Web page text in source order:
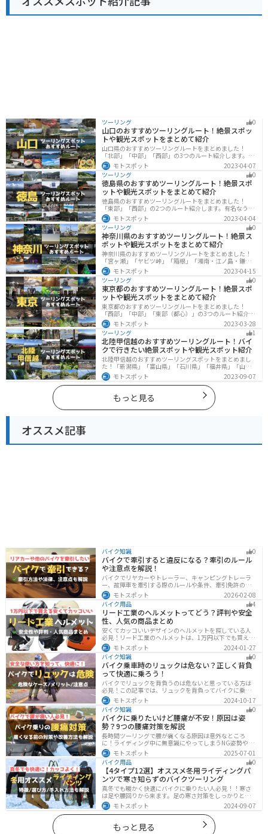
いの里の施設情報詳細】 ・「産直施設」杉の梁をアクセ
ツーリング 0
山口のおすすめツーリングルート！絶景スポッ
トや観光スポットをまとめて紹介
山口県のおすすめツーリングルートをまとめました！
「北部」「中部」「西部」の3つのルート紹介します。美
しい海岸線や山々を楽しむことができます。バイクで山
口県にツーリングに行く際は参考にしてください。
モトスポット
2023-04-07
ツーリング
0
徳島県のおすすめツーリングルート！絶景スポ
ットや観光スポットをまとめて紹介
徳島県のおすすめツーリングルートをまとめました！
「東部」「西部」の2つのルート紹介します。有名なうず
しおや山を中心とした自然豊かなスポットが多数ありま
す。バイクで徳島県にツーリングに行く際は参考にして
ください。
モトスポット
2023-04-04
ツーリング
0
神奈川県のおすすめツーリングルート！絶景ス
ポットや観光スポットをまとめて紹介
神奈川県のおすすめツーリングルートをまとめました！
「宮ヶ瀬」「ヤビツ峠」「箱根」「湘南・江ノ島・鎌
倉」「三浦」「みなとみらい」の6つのルート紹介しま
す。自然豊かなスポット、歴史ある観光名所、都市部で
楽しめるツーリングスポットまで多数あります。バイク
で神奈川県にツーリングに行く際は参考にしてくださ
い。
モトスポット
2023-04-15
ツーリング
0
東京都のおすすめツーリングルート！絶景スポ
ットや観光スポットをまとめて紹介
東京都のおすすめツーリングルートをまとめました！
「西部」「中部」「東部（都心）」の3つのルート紹介し
ます。西に行けば奥多摩の自然、東に行けば都心スポッ
トと、自然も街も楽しめるスポットが多数あります。バ
イクで東京都にツーリングに行く際は参考にしてくださ
い。
モトスポット
2023-03-28
ツーリング
1
北陸甲信越のおすすめツーリングルート！バイ
クで行きたい絶景スポットや観光スポット紹介
北陸甲信越のおすすめツーリングスポットをまとめまし
た！「新潟県」「富山県」「石川県」「福井県」「山梨
県」「長野県」の各県の観光地紹介します。自然豊かな
山々や湖、温泉地が点在し、四季折々の景色を楽しめる
スポットが多数あります。バイクで北陸甲信越にツーリ
ングに行く際は参考にしてください。
モトスポット 2023-09-07
もっと見る
オススメ記事
バイク知識 0
バイクで牽引すると違反になる？牽引のルール
や注意点を解説！
バイクでリヤカーやトレーラー、キャンピングトレーラ
ー、故障車を牽引する際のルールや条件、牽引免許の有
無、速度制限、必要な装備をわかりやすく解説。メリッ
ト・デメリットや注意点も紹介し、安全にバイクの積載
力をアップする方法をまとめました。
モトスポット
2026-02-08
バイク用品
4
リード工業のヘルメットってどう？評判や安全
性、人気の商品まとめ
安くてカッコいいデザインのヘルメットを探している人
必見！リード工業のヘルメットは、1万円以下でも買える
ヘルメットが多数あります。安全基準もしっかりクリア
しており、安全性にも優れています。種類も豊富でカス
タム用のシールドもあるので、クールに決めたい人にオ
ススメです。
モトスポット
2024-01-27
バイク知識
0
バイク乗車時のリュックは危ない？正しく背負
って快適に乗ろう！
バイクでリュックを背負うのは危ないと思っている方は
必見！この記事では、リュックを背負ってバイクに乗る
リスクと、安全な方法を紹介しています。実は、荷物の
量や配置を工夫することで、安全にリュックを使用する
ことが可能です。この記事を読めば、バイク乗車時にリ
ュックを安全に使う方法がわかります。
モトスポット
2024-10-17
バイク知識
0
バイクに乗りたいけど腰痛が不安！原因は姿
勢？9つの腰痛対策を解説
長時間ツーリングで腰が痛くなる原因は意外なところ
に！ライディング中に無意識にやってしまうNG姿勢や体
への負担、今すぐ見直せる予防・対策法をわかりやすく
解説。腰痛対策に効果的な便利アイテムも紹介し、快適
で楽しいツーリングをサポートします。
モトスポット
2025-07-01
バイク用品
0
【4タイプ12選】オススメ冬用ライディングパ
ンツで寒さ知らずのバイクツーリング
真冬でも暖かく快適にバイクに乗りたい人必見！！寒さ
は足や腰回りから来ます。足の寒さ対策をしっかりとす
ることで、体全体の寒さを防ぎ快適なバイクツーリング
を楽しむことができます。この記事では、4つのタイプ別
に真冬でも使えるライディングパンツを12選紹介しま
モトスポット 2024-09-07
もっと見る